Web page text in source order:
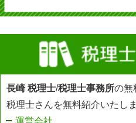
長崎 税理士/税理士事務所の無
税理士さんを無料紹介いたしま